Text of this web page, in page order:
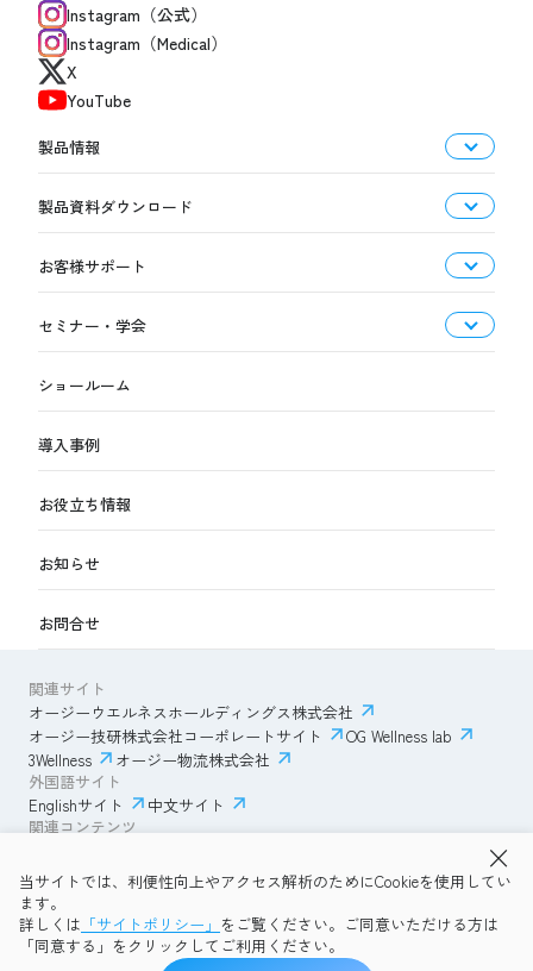
当サイトでは、利便性向上やアクセス解析のためにCookieを使用してい
ます。
詳しくは 「サイトポリシー」 をご覧ください。ご同意いただける方は
「同意する」をクリックしてご利用ください。
Instagram（公式）
Instagram（Medical）
X
YouTube
製品情報
製品資料ダウンロード
お客様サポート
セミナー・学会
ショールーム
導入事例
お役立ち情報
お知らせ
お問合せ
関連サイト
オージーウエルネスホールディングス株式会社
オージー技研株式会社コーポレートサイト
OG Wellness lab
3Wellness
オージー物流株式会社
外国語サイト
Englishサイト
中文サイト
関連コンテンツ
透明性ガイドライン
プライバシーポリシー
OG Wellness会員規約
コミュニティガイドライン
サイトマップ
Copyright © 2026 OG Wellness Co., Ltd. All rights reserved.